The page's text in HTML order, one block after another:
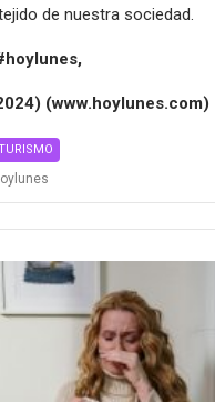
de nuestra sociedad.
(www.hoylunes.com)